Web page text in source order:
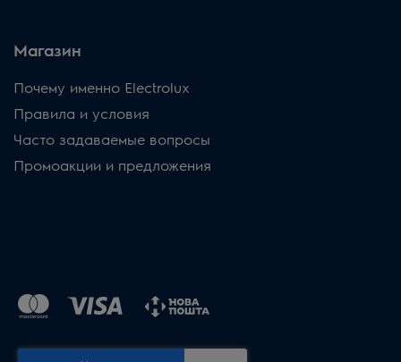
Магазин
Почему именно Electrolux
Правила и условия
Часто задаваемые вопросы
Промоакции и предложения